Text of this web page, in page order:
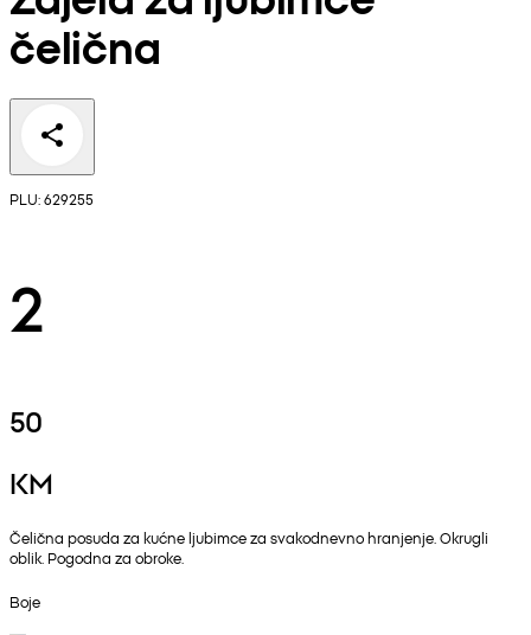
čelična
PLU: 629255
2
50
KM
Čelična posuda za kućne ljubimce za svakodnevno hranjenje. Okrugli
oblik. Pogodna za obroke.
Boje